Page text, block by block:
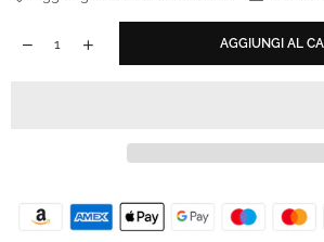
AGGIUNGI AL